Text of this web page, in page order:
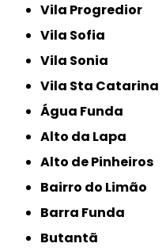
Vila Progredior
Vila Sofia
Vila Sonia
Vila Sta Catarina
Água Funda
Alto da Lapa
Alto de Pinheiros
Bairro do Limão
Barra Funda
Butantã